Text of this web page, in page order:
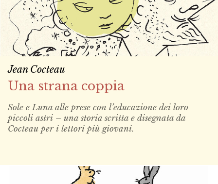
Jean Cocteau
Una strana coppia
Sole e Luna alle prese con l’educazione dei loro
piccoli astri – una storia scritta e disegnata da
Cocteau per i lettori più giovani.